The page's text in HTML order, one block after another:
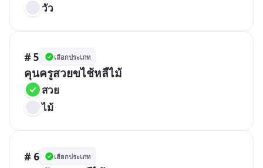
วัว
# 5 เลือกประเภท
คุนครูสวยขไช้หลืไม้
สวย
ไม้
# 6 เลือกประเภท